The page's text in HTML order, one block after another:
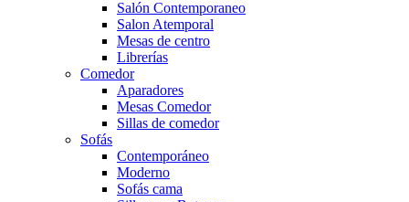
Salón Contemporaneo
Salon Atemporal
Mesas de centro
Librerías
Comedor
Aparadores
Mesas Comedor
Sillas de comedor
Sofás
Contemporáneo
Moderno
Sofás cama